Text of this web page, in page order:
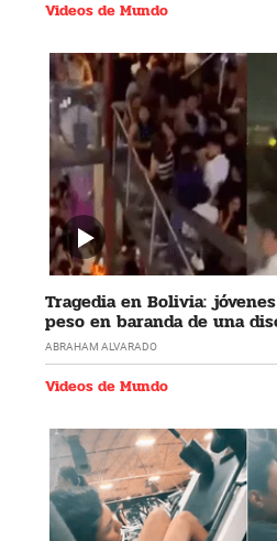
Videos de Mundo
Tragedia en Bolivia:
peso en baranda de una
ABRAHAM ALVARADO
Videos de Mundo